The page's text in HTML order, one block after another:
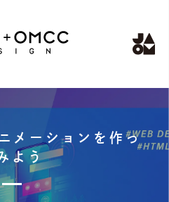
メーションを作っ
よう